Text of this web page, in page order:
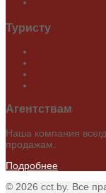
Туристу
Агентствам
Наша компания
продажам.
Подробнее
© 2026 cct.by. Все